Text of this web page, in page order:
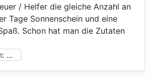
/ Helfer die gleiche Anzahl an
Tage Sonnenschein und eine
Schon hat man die Zutaten
...